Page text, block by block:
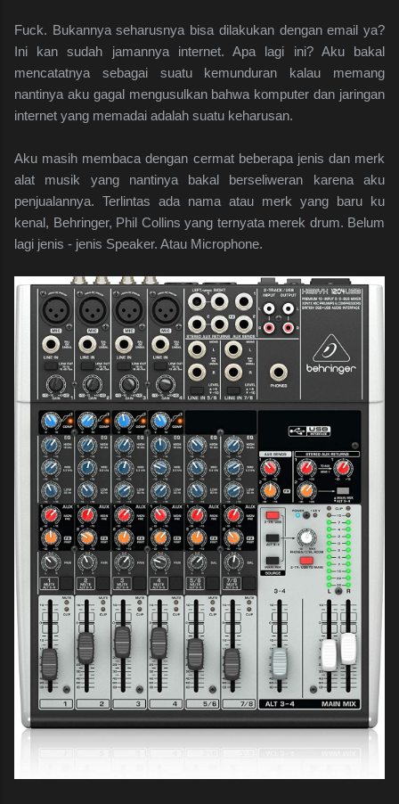
Fuck. Bukannya seharusnya bisa dilakukan dengan email ya?
Ini kan sudah jamannya internet. Apa lagi ini? Aku bakal
mencatatnya sebagai suatu kemunduran kalau memang
nantinya aku gagal mengusulkan bahwa komputer dan jaringan
internet yang memadai adalah suatu keharusan.
Aku masih membaca dengan cermat beberapa jenis dan merk
alat musik yang nantinya bakal berseliweran karena aku
penjualannya. Terlintas ada nama atau merk yang baru ku
kenal, Behringer, Phil Collins yang ternyata merek drum. Belum
lagi jenis - jenis Speaker. Atau Microphone.